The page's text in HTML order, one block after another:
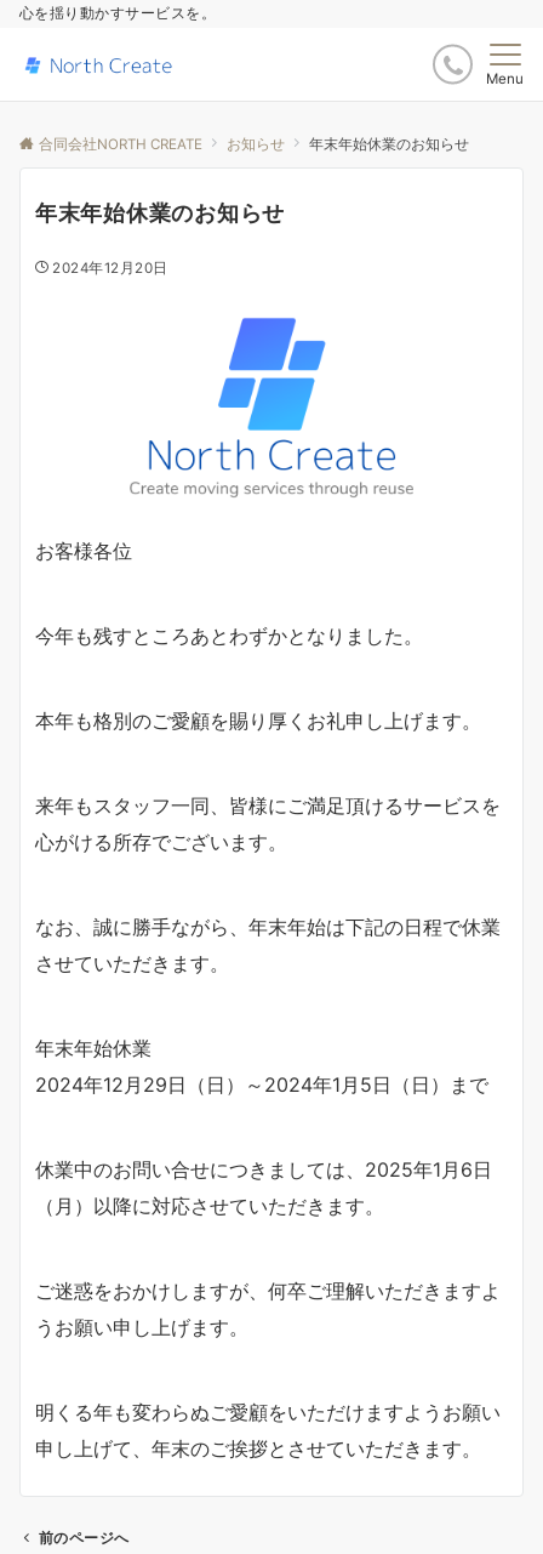
心を揺り動かすサービスを。
Menu
合同会社NORTH CREATE お知らせ 年末年始休業のお知らせ
年末年始休業のお知らせ
2024年12月20日
お客様各位
今年も残すところあとわずかとなりました。
本年も格別のご愛顧を賜り厚くお礼申し上げます。
来年もスタッフ一同、皆様にご満足頂けるサービスを
心がける所存でございます。
なお、誠に勝手ながら、年末年始は下記の日程で休業
させていただきます。
年末年始休業
2024年12月29日（日）～2024年1月5日（日）まで
休業中のお問い合せにつきましては、2025年1月6日
（月）以降に対応させていただきます。
ご迷惑をおかけしますが、何卒ご理解いただきますよ
うお願い申し上げます。
明くる年も変わらぬご愛顧をいただけますようお願い
申し上げて、年末のご挨拶とさせていただきます。
前のページへ